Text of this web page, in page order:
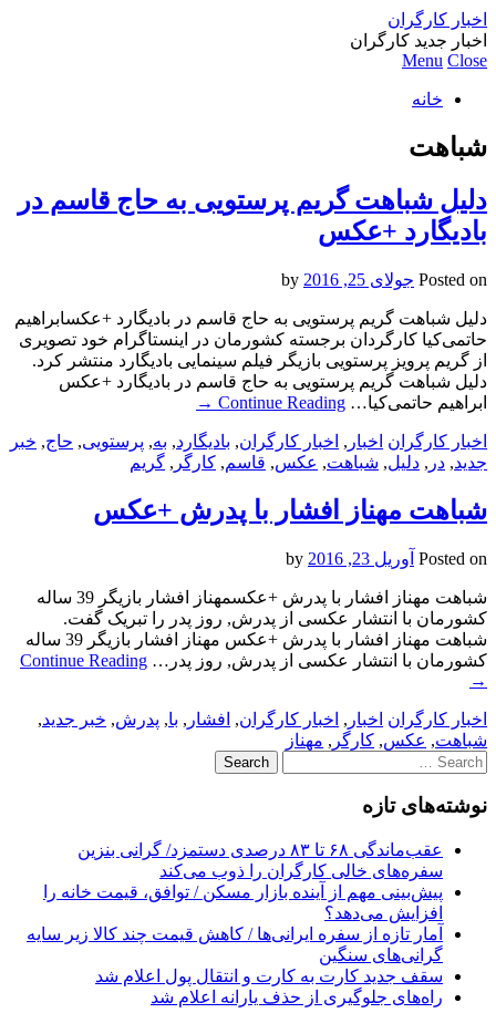
اخبار کارگران
اخبار جدید کارگران
Menu Close
خانه
شباهت
دلیل شباهت گریم پرستویی به حاج قاسم در
بادیگارد +عکس
Posted on جولای 25, 2016
دلیل شباهت گریم پرستویی به حاج قاسم در بادیگارد +عکسابراهیم
حاتمی‌کیا کارگردان برجسته کشورمان در اینستاگرام خود تصویری
از گریم پرویز پرستویی بازیگر فیلم سینمایی بادیگارد منتشر کرد.
دلیل شباهت گریم پرستویی به حاج قاسم در بادیگارد +عکس
ابراهیم حاتمی‌کیا… Continue Reading
→
اخبار کارگران اخبار , اخبار کارگران, بادیگارد, به, پرستویی, حاج, خبر
جدید, در , دلیل, شباهت, عکس, قاسم, کارگر , گریم
شباهت مهناز افشار با پدرش +عکس
Posted on آوریل 23, 2016
شباهت مهناز افشار با پدرش +عکسمهناز افشار بازیگر 39 ساله
کشورمان با انتشار عکسی از پدرش, روز پدر را تبریک گفت.
شباهت مهناز افشار با پدرش +عکس مهناز افشار بازیگر 39 ساله
کشورمان با انتشار عکسی از پدرش, روز پدر… Continue Reading
→
اخبار کارگران اخبار , اخبار کارگران, افشار , با, پدرش, خبر جدید,
شباهت, عکس, کارگر , مهناز
Search
for:
نوشته‌های تازه
عقب‌ماندگی ۶۸ تا ۸۳ درصدی دستمزد/ گرانی بنزین
سفره‌های خالی کارگران را ذوب می‌کند
پیش‌بینی مهم از آینده بازار مسکن / توافق، قیمت خانه را
افزایش می‌دهد؟
آمار تازه از سفره ایرانی‌ها / کاهش قیمت چند کالا زیر سایه
گرانی‌های سنگین
سقف جدید کارت به کارت و انتقال پول اعلام شد
راه‌های جلوگیری از حذف یارانه اعلام شد